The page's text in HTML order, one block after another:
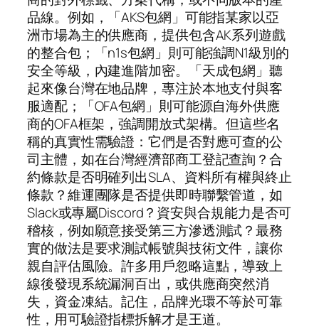
品線。例如，「AKS包網」可能指某家以亞
洲市場為主的供應商，提供包含AK系列遊戲
的整合包；「n1s包網」則可能強調N1級別的
安全等級，內建進階加密。「天成包網」聽
起來像台灣在地品牌，專注於本地支付與客
服適配；「OFA包網」則可能源自海外供應
商的OFA框架，強調開放式架構。但這些名
稱的真實性需驗證：它們是否對應可查的公
司主體，如在台灣經濟部商工登記查詢？合
約條款是否明確列出SLA、資料所有權與終止
條款？維運團隊是否提供即時聯繫管道，如
Slack或專屬Discord？資安與合規能力是否可
稽核，例如願意接受第三方滲透測試？最務
實的做法是要求測試帳號與技術文件，讓你
親自評估風險。許多用戶忽略這點，導致上
線後發現系統漏洞百出，或供應商突然消
失，資金凍結。記住，品牌光環不等於可靠
性，用可驗證指標拆解才是王道。